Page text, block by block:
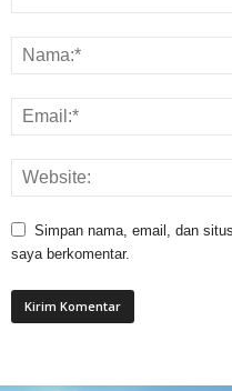
Simpan nama, email, dan
saya berkomentar.